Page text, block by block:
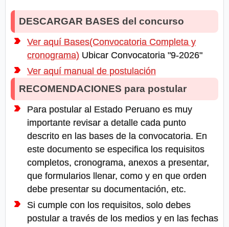
DESCARGAR BASES del concurso
Ver aquí Bases(Convocatoria Completa y
cronograma) Ubicar Convocatoria "9-2026"
Ver aquí manual de postulación
RECOMENDACIONES para postular
Para postular al Estado Peruano es muy
importante revisar a detalle cada punto
descrito en las bases de la convocatoria. En
este documento se especifica los requisitos
completos, cronograma, anexos a presentar,
que formularios llenar, como y en que orden
debe presentar su documentación, etc.
Si cumple con los requisitos, solo debes
postular a través de los medios y en las fechas